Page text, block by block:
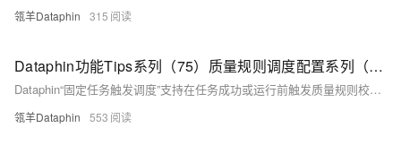
瓴羊Dataphin 315
Dataphin功能Tips系列（75）质量规则调度配置系列（2）-固定任务触发调度
Dataphin“固定任务触发调度”支持在任务成功或运行前触发质量规则校验。适用于表数据来源任务固定的场景，通过绑定强规则可阻断下游任务，防止脏数据扩散，提升数据质量管控能力。
瓴羊Dataphin 553